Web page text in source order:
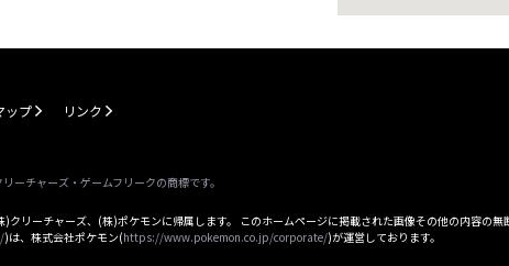
ップ リンク
ーチャーズ・ゲームフリークの商標です。
リーチャーズ、(株)ポケモンに帰属します。 このホームページに掲載された画像その他の内容の無
)は、株式会社ポケモン(https://www.pokemon.co.jp/corporate/)が運営しております。